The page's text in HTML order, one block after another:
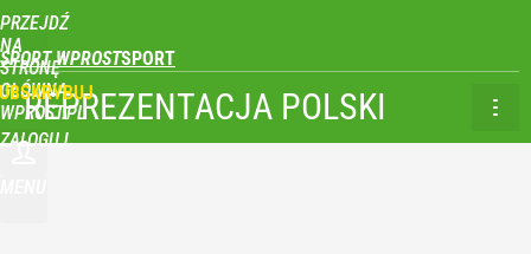
PRZEJDŹ
NA
STRONĘ
GŁÓWNĄ
WPROST.PL
SPORT WPROST
ZALOGUJ
REPREZENTACJA POLSKI